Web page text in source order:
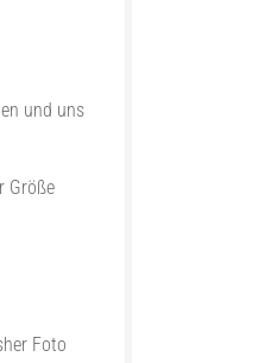
und uns
Größe
Foto